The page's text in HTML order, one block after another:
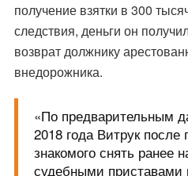
получение взятки в 300
следствия, деньги он
возврат должнику
внедорожника.
«По предварительным
2018 года Витрук после
знакомого снять ранее
судебными приставами